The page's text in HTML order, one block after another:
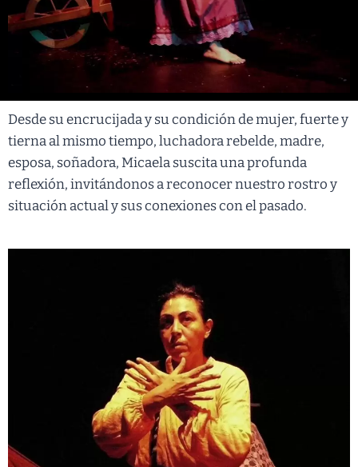
Desde su encrucijada y su condición de mujer, fuerte y
tierna al mismo tiempo, luchadora rebelde, madre,
esposa, soñadora, Micaela suscita una profunda
reflexión, invitándonos a reconocer nuestro rostro y
situación actual y sus conexiones con el pasado.